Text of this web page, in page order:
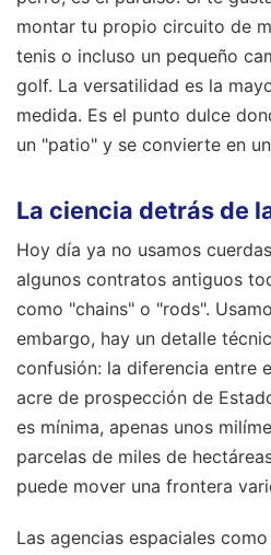
montar tu propio circuito de
tenis o incluso un pequeño
golf. La versatilidad es la
medida. Es el punto dulce
un "patio" y se convierte en
La ciencia detrás de
Hoy día ya no usamos
algunos contratos antiguos
como "chains" o "rods".
embargo, hay un detalle
confusión: la diferencia entre
acre de prospección de
es mínima, apenas unos
parcelas de miles de
puede mover una frontera
Las agencias espaciales como